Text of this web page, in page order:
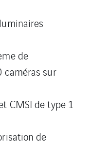
de
caméras sur
CMSI de type 1
de